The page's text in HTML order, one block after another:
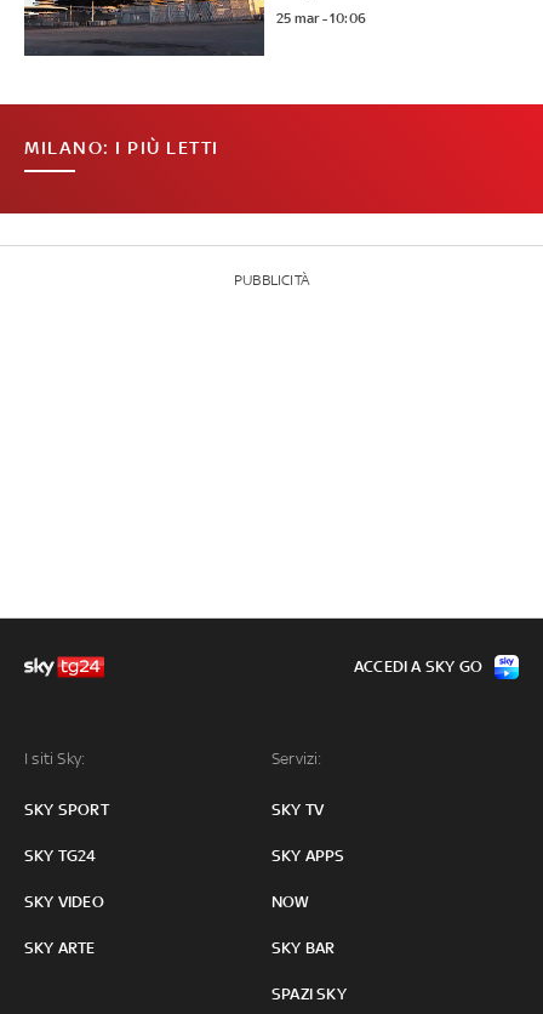
25 mar - 10:06
MILANO: I PIÙ LETTI
PUBBLICITÀ
I siti Sky:
SKY SPORT
SKY TG24
SKY VIDEO
SKY ARTE
Servizi:
SKY TV
SKY APPS
NOW
SKY BAR
SPAZI SKY
ACCEDI A SKY GO